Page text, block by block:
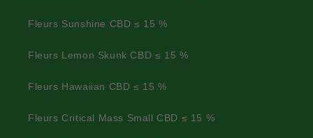
Fleurs Sunshine CBD ≤ 15 %
Fleurs Lemon Skunk CBD ≤ 15 %
Fleurs Hawaiian CBD ≤ 15 %
Fleurs Critical Mass Small CBD ≤ 15 %